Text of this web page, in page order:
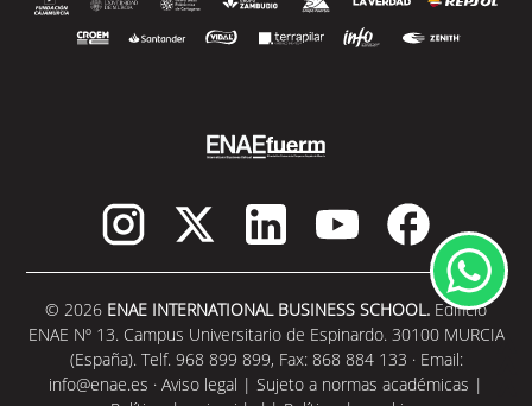
© 2026 ENAE INTERNATIONAL BUSINESS SCHOOL. Edificio
ENAE Nº 13. Campus Universitario de Espinardo. 30100 MURCIA
(España). Telf. 968 899 899, Fax: 868 884 133 · Email:
info@enae.es · Aviso legal | Sujeto a normas académicas |